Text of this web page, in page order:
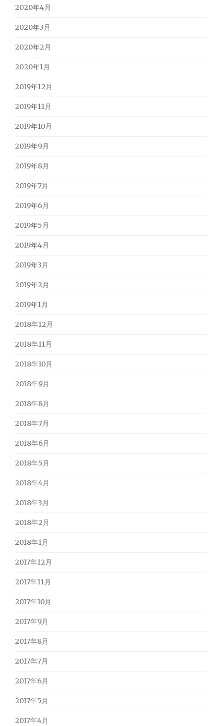
2020年4月
2020年3月
2020年2月
2020年1月
2019年12月
2019年11月
2019年10月
2019年9月
2019年8月
2019年7月
2019年6月
2019年5月
2019年4月
2019年3月
2019年2月
2019年1月
2018年12月
2018年11月
2018年10月
2018年9月
2018年8月
2018年7月
2018年6月
2018年5月
2018年4月
2018年3月
2018年2月
2018年1月
2017年12月
2017年11月
2017年10月
2017年9月
2017年8月
2017年7月
2017年6月
2017年5月
2017年4月